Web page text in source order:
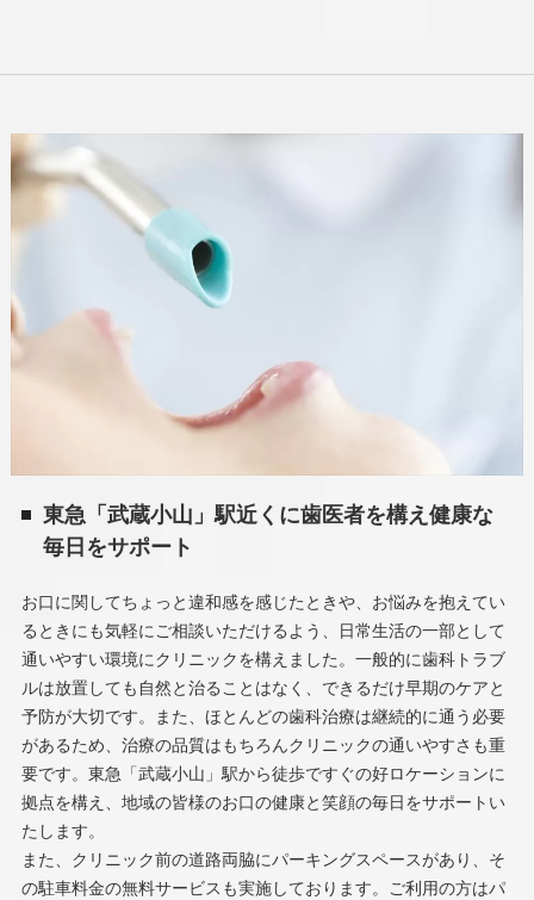
東急「武蔵小山」駅近くに歯医者を構え健康な
毎日をサポート
お口に関してちょっと違和感を感じたときや、お悩みを抱えてい
るときにも気軽にご相談いただけるよう、日常生活の一部として
通いやすい環境にクリニックを構えました。一般的に歯科トラブ
ルは放置しても自然と治ることはなく、できるだけ早期のケアと
予防が大切です。また、ほとんどの歯科治療は継続的に通う必要
があるため、治療の品質はもちろんクリニックの通いやすさも重
要です。東急「武蔵小山」駅から徒歩ですぐの好ロケーションに
拠点を構え、地域の皆様のお口の健康と笑顔の毎日をサポートい
たします。
また、クリニック前の道路両脇にパーキングスペースがあり、そ
の駐車料金の無料サービスも実施しております。ご利用の方はパ